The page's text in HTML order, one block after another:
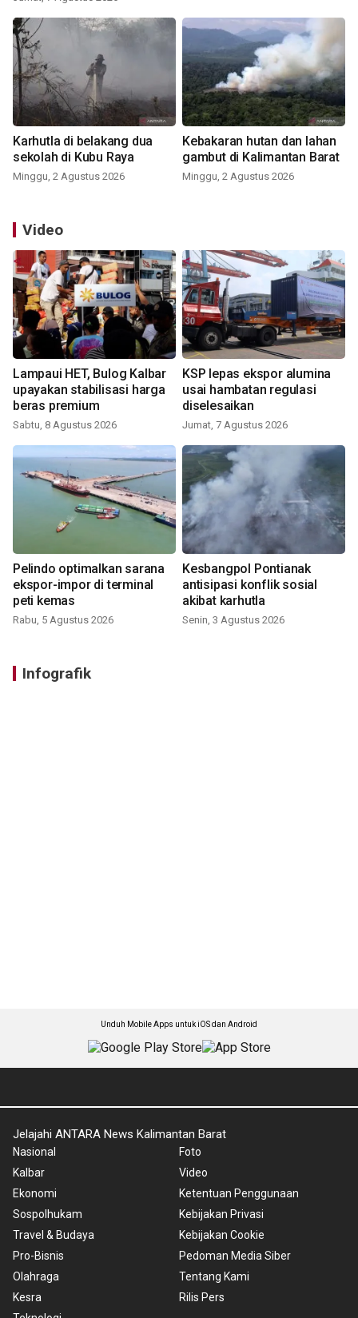
Karhutla di belakang dua
sekolah di Kubu Raya
Minggu, 2 Agustus 2026
Kebakaran hutan dan lahan
gambut di Kalimantan Barat
Minggu, 2 Agustus 2026
Video
Lampaui HET, Bulog Kalbar
upayakan stabilisasi harga
beras premium
Sabtu, 8 Agustus 2026
KSP lepas ekspor alumina
usai hambatan regulasi
diselesaikan
Jumat, 7 Agustus 2026
Pelindo optimalkan sarana
ekspor-impor di terminal
peti kemas
Rabu, 5 Agustus 2026
Kesbangpol Pontianak
antisipasi konflik sosial
akibat karhutla
Senin, 3 Agustus 2026
Infografik
Unduh Mobile Apps untuk iOS dan Android
Jelajahi ANTARA News Kalimantan Barat
Nasional
Kalbar
Ekonomi
Sospolhukam
Travel & Budaya
Pro-Bisnis
Olahraga
Kesra
Foto
Video
Ketentuan Penggunaan
Kebijakan Privasi
Kebijakan Cookie
Pedoman Media Siber
Tentang Kami
Rilis Pers